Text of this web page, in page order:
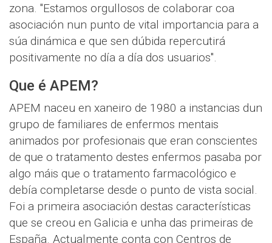
zona. "Estamos orgullosos de colaborar coa
asociación nun punto de vital importancia para a
súa dinámica e que sen dúbida repercutirá
positivamente no día a día dos usuarios".
Que é APEM?
APEM naceu en xaneiro de 1980 a instancias dun
grupo de familiares de enfermos mentais
animados por profesionais que eran conscientes
de que o tratamento destes enfermos pasaba por
algo máis que o tratamento farmacológico e
debía completarse desde o punto de vista social.
Foi a primeira asociación destas características
que se creou en Galicia e unha das primeiras de
España. Actualmente conta con Centros de